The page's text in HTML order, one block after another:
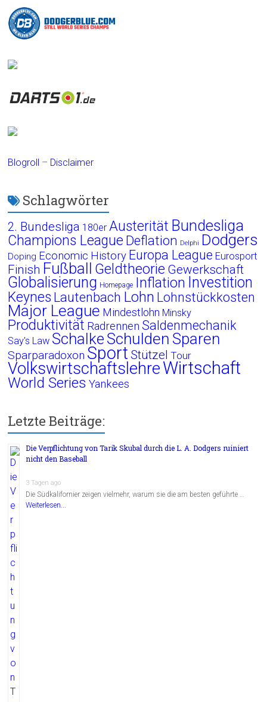
Blogroll – Disclaimer
Schlagwörter
2. Bundesliga 180er Austerität Bundesliga
Champions League Deflation Delphi Dodgers
Doping Economic History Europa League Eurosport
Finish Fußball Geldtheorie Gewerkschaft
Globalisierung Homepage Inflation Investition
Keynes Lautenbach Lohn Lohnstückkosten
Major League Mindestlohn Minsky
Produktivität Radrennen Saldenmechanik
Say's Law Schalke Schulden Sparen
Sparparadoxon Sport Stützel Tour
VolkswirtschaftslehreWirtschaft
World Series Yankees
Letzte Beiträge:
Die Verpflichtung von Tarik Skubal durch die L. A. Dodgers ruiniert
nicht den Baseball
3 Tagen ago
Die Südkalifornier zeigen vielmehr, warum sie die am besten geführte …
Weiterlesen...